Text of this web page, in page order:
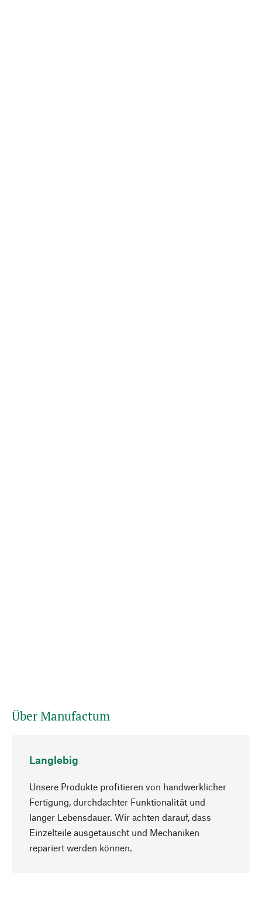
Über Manufactum
Langlebig
Unsere Produkte profitieren von handwerklicher
Fertigung, durchdachter Funktionalität und
langer Lebensdauer. Wir achten darauf, dass
Einzelteile ausgetauscht und Mechaniken
repariert werden können.